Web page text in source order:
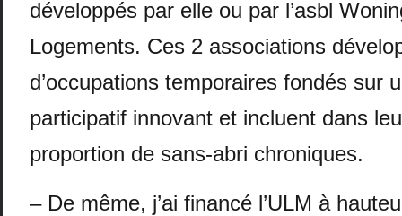
développés par elle ou par l’asbl
Logements. Ces 2 associations
d’occupations temporaires fondés sur
participatif innovant et incluent dans
proportion de sans-abri chroniques.
– De même, j’ai financé l’ULM à